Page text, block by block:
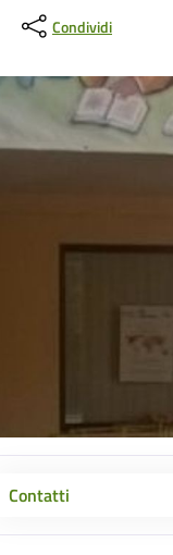
Condividi
Contatti